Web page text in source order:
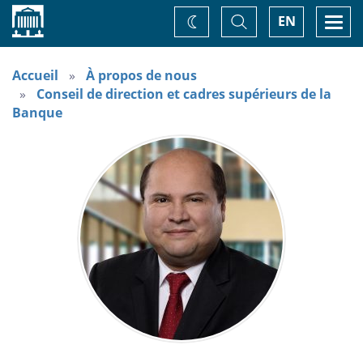
Accueil EN
Basculer
la
recherche
Changez
de
Accueil
À propos de nous
Conseil de direction et cadres supérieurs de la
Banque